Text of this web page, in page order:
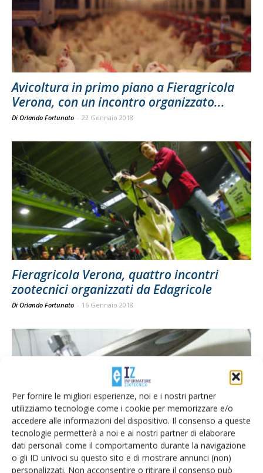
Per fornire le migliori esperienze, noi e i nostri partner
utilizziamo tecnologie come i cookie per memorizzare e/o
accedere alle informazioni del dispositivo. Il consenso a queste
tecnologie permetterà a noi e ai nostri partner di elaborare
dati personali come il comportamento durante la navigazione
o gli ID univoci su questo sito e di mostrare annunci (non)
personalizzati. Non acconsentire o ritirare il consenso può
Avicoltura in primo piano a Fieragricola
Verona, con un incontro organizzato...
Di Orlando Fortunato - 22 Gennaio 2018
Fieragricola Verona, quattro incontri
zootecnici organizzati da Edagricole
Di Orlando Fortunato - 16 Gennaio 2018
Fieragricola Milk Day, per comprendere i